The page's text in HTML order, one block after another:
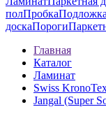
полПробкаПодложка
доскаПороги
Главная
Каталог
Ламинат
Swiss
Jangal (Super